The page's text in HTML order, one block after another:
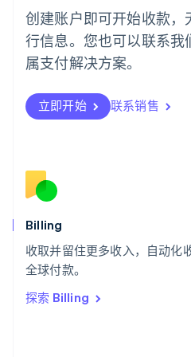
创建账户即可开始收款，
行信息。您也可以联系我
属支付解决方案。
立即开始 联系销售
Billing
收取并留住更多收入，自动化
全球付款。
探索 Billing
葡萄牙
Português English
日本
日本語English
瑞典
瑞士
DeutschFrançais
English
斯洛文尼亚
泰国
ไทยEnglish
希腊
English
西班牙